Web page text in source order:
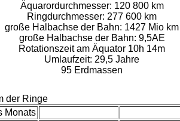
Äquarordurchmesser: 120 800 km
Ringdurchmesser: 277 600 km
große Halbachse der Bahn: 1427 Mio km
große Halbachse der Bahn: 9,5AE
Rotationszeit am Äquator 10h 14m
Umlaufzeit: 29,5 Jahre
95 Erdmassen
der Ringe
Monats